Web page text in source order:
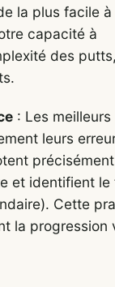
la plus facile
capacité à
des
: Les
leurs
et identifient
Cette
la progression